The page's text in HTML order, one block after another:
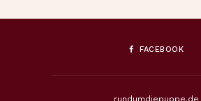
FACEBOOK
rundumdiepuppe.de